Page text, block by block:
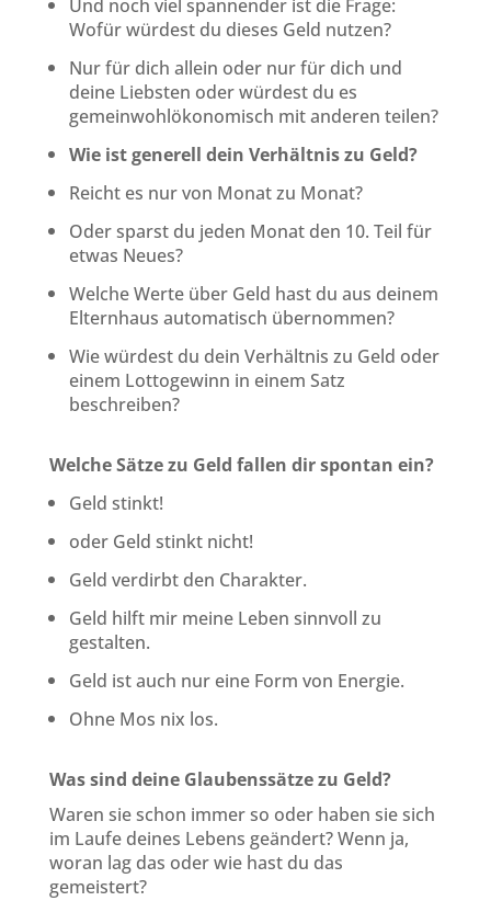
Und noch viel spannender ist die Frage:
Wofür würdest du dieses Geld nutzen?
Nur für dich allein oder nur für dich und
deine Liebsten oder würdest du es
gemeinwohlökonomisch mit anderen teilen?
Wie ist generell dein Verhältnis zu Geld?
Reicht es nur von Monat zu Monat?
Oder sparst du jeden Monat den 10. Teil für
etwas Neues?
Welche Werte über Geld hast du aus deinem
Elternhaus automatisch übernommen?
Wie würdest du dein Verhältnis zu Geld oder
einem Lottogewinn in einem Satz
beschreiben?
Welche Sätze zu Geld fallen dir spontan ein?
Geld stinkt!
oder Geld stinkt nicht!
Geld verdirbt den Charakter.
Geld hilft mir meine Leben sinnvoll zu
gestalten.
Geld ist auch nur eine Form von Energie.
Ohne Mos nix los.
Was sind deine Glaubenssätze zu Geld?
Waren sie schon immer so oder haben sie sich
im Laufe deines Lebens geändert? Wenn ja,
woran lag das oder wie hast du das
gemeistert?